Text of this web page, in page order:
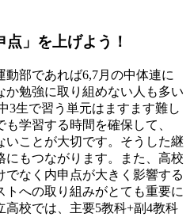
点」を上げよう！
部であれば6,7月の中体連に
か勉強に取り組めない人も多い
3生で習う単元はますます難し
学習する時間を確保して、
いことが大切です。そうした継
もつながります。また、高校
でなく内申点が大きく影響する
への取り組みがとても重要に
校では、主要5教科+副4教科